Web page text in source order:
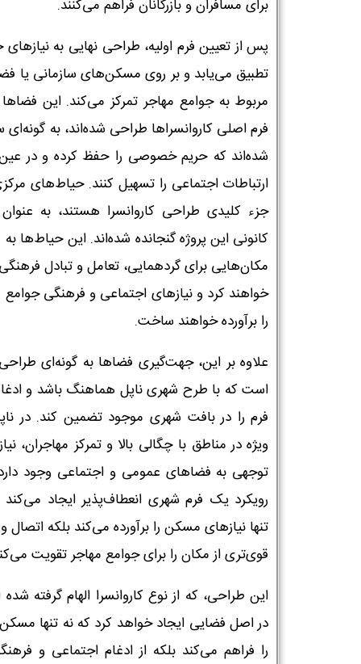
برای مسافران و بازرگانان فراهم می‌کنند.
پس از تعیین فرم اولیه، طراحی نهایی به
تطبیق می‌یابد و بر روی مسکن‌های سازمانی یا
مربوط به جوامع مهاجر تمرکز می‌کند. این
فرم اصلی کاروانسراها طراحی شده‌اند، به گونه‌ای
شده‌اند که حریم خصوصی را حفظ کرده و در
ارتباطات اجتماعی را تسهیل کنند. حیاط‌های
جزء کلیدی طراحی کاروانسرا هستند، به
کانونی این پروژه گنجانده شده‌اند. این حیاط‌ها به
مکان‌هایی برای گردهمایی، تعامل و تبادل
خواهند کرد و نیازهای اجتماعی و فرهنگی جوامع
را برآورده خواهند ساخت.
علاوه بر این، جهت‌گیری فضاها به گونه‌ای
است که با طرح شهری ناپل هماهنگ باشد و
فرم را در بافت شهری موجود تضمین کند. در
ویژه در مناطق با چگالی بالا و تمرکز مهاجران،
توجهی به فضاهای عمومی و اجتماعی وجود
رویکرد یک فرم شهری انعطاف‌پذیر ایجاد می‌کند
تنها نیازهای مسکن را برآورده می‌کند بلکه
قوی‌تری از مکان را برای جوامع مهاجر تقویت
این طراحی، که از نوع کاروانسرا الهام گرفته
در اصل فضایی ایجاد خواهد کرد که نه تنها مسکن
را فراهم می‌کند بلکه از ادغام اجتماعی و